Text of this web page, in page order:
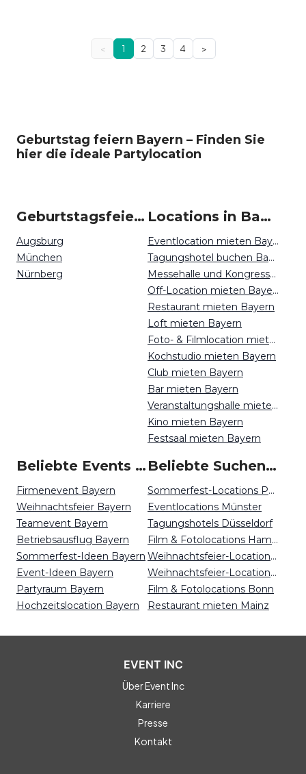
< 1 2 3 4 >
Geburtstag feiern Bayern – Finden Sie
hier die ideale Partylocation
Geburtstagsfeiern um Bayern
Augsburg
München
Nürnberg
Locations in Bayern mieten
Eventlocation mieten Bayern
Tagungshotel buchen Bayern
Messehalle und Kongresszentrum mieten Bayern
Off-Location mieten Bayern
Restaurant mieten Bayern
Loft mieten Bayern
Foto- & Filmlocation mieten Bayern
Kochstudio mieten Bayern
Club mieten Bayern
Bar mieten Bayern
Veranstaltungshalle mieten Bayern
Kino mieten Bayern
Festsaal mieten Bayern
Beliebte Events in Bayern
Firmenevent Bayern
Weihnachtsfeier Bayern
Teamevent Bayern
Betriebsausflug Bayern
Sommerfest-Ideen Bayern
Event-Ideen Bayern
Partyraum Bayern
Hochzeitslocation Bayern
Beliebte Suchen auf Event Inc
Sommerfest-Locations Potsdam
Eventlocations Münster
Tagungshotels Düsseldorf
Film & Fotolocations Hamburg
Weihnachtsfeier-Locations Stuttgart
Weihnachtsfeier-Locations Köln
Film & Fotolocations Bonn
Restaurant mieten Mainz
EVENT INC
Über Event Inc
Karriere
Presse
Kontakt